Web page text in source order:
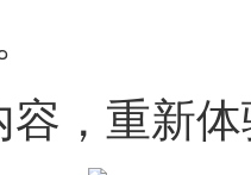
，重新体